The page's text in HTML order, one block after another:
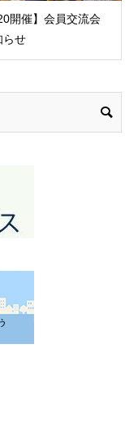
開催】会員交流会
らせ